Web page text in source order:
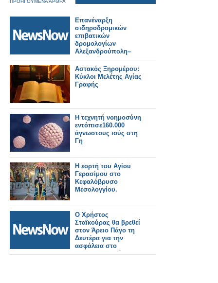
Επανέναρξη
σιδηροδρομικών
επιβατικών
δρομολογίων
Αλεξανδρούπολη–
Ορεστιάδα–
Αλεξανδρούπολη από
21.10.2024
Αστακός Ξηρομέρου:
Κύκλοι Μελέτης Αγίας
Γραφής
Η τεχνητή νοημοσύνη
εντόπισε160.000
άγνωστους ιούς στη
Γη
Η εορτή του Αγίου
Γερασίμου στο
Κεφαλόβρυσο
Μεσολογγίου.
Ο Χρήστος
Σταϊκούρας θα βρεθεί
στον Άρειο Πάγο τη
Δευτέρα για την
ασφάλεια στο
σιδηροδρομικό